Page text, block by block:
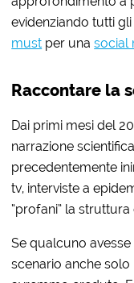
evidenziando tutti
must per unasocial
Raccontare la
Dai primi mesi del
narrazione
precedentemente
tv, interviste a
“profani” la struttura
Se qualcuno
scenario anche